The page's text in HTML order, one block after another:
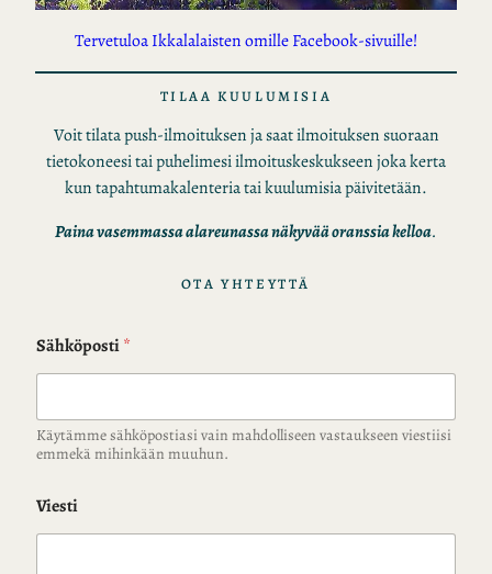
Tervetuloa Ikkalalaisten omille Facebook-sivuille!
TILAA KUULUMISIA
Voit tilata push-ilmoituksen ja saat ilmoituksen suoraan
tietokoneesi tai puhelimesi ilmoituskeskukseen joka kerta
kun tapahtumakalenteria tai kuulumisia päivitetään.
Paina vasemmassa alareunassa näkyvää oranssia kelloa.
OTA YHTEYTTÄ
Sähköposti*
Käytämme sähköpostiasi vain mahdolliseen vastaukseen viestiisi
emmekä mihinkään muuhun.
Viesti